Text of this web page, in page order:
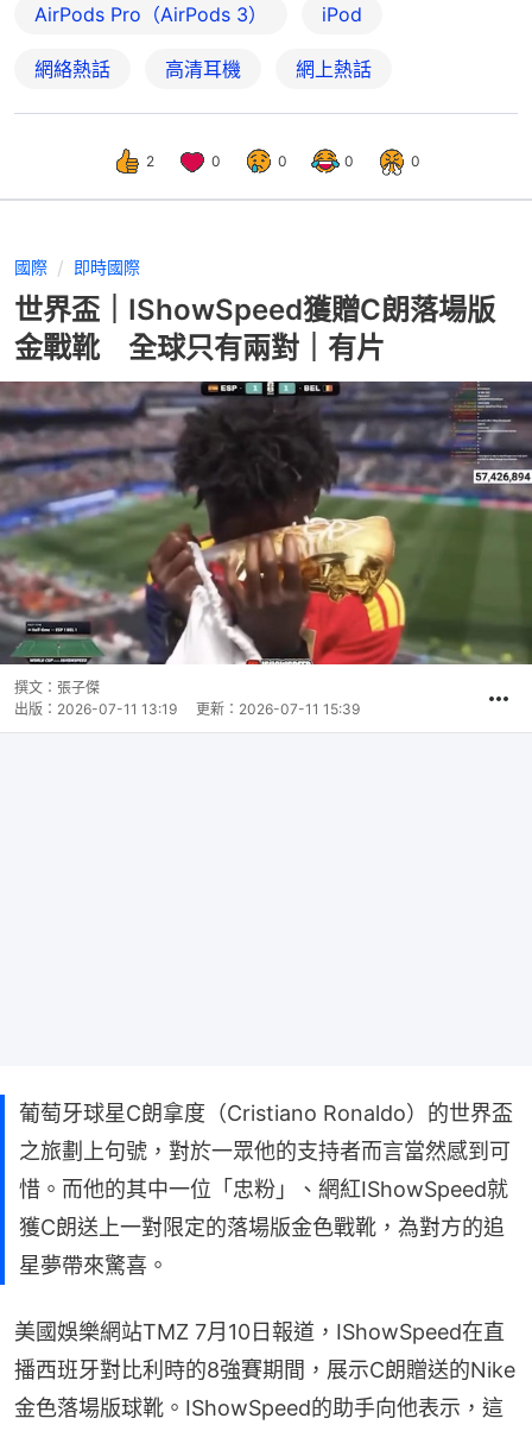
AirPods Pro（AirPods 3） iPod
網絡熱話 高清耳機 網上熱話
2 0 0 0 0
國際 即時國際
世界盃｜IShowSpeed獲贈C朗落場版
金戰靴 全球只有兩對｜有片
撰文： 張子傑
出版： 2026-07-11 13:19 更新： 2026-07-11 15:39
葡萄牙球星C朗拿度（Cristiano Ronaldo）的世界盃
之旅劃上句號，對於一眾他的支持者而言當然感到可
惜。而他的其中一位「忠粉」、網紅IShowSpeed就
獲C朗送上一對限定的落場版金色戰靴，為對方的追
星夢帶來驚喜。
美國娛樂網站TMZ 7月10日報道，IShowSpeed在直
播西班牙對比利時的8強賽期間，展示C朗贈送的Nike
金色落場版球靴。IShowSpeed的助手向他表示，這